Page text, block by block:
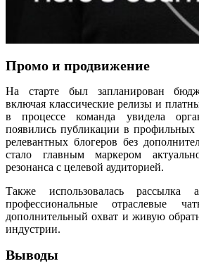
Промо и продвижение
На старте был запланирован
включая классические релизы и
в процессе команда увидела
появились публикации в
релевантных блогеров без
стало главным маркером
резонанса с целевой аудиторией.
Также использовалась рассылка
профессиональные отраслевые
дополнительный охват и живую
индустрии.
Выводы